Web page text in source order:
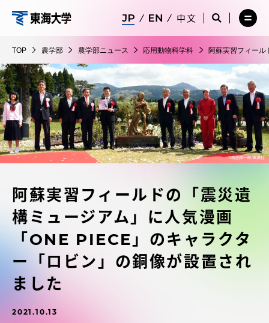
ツ
に
ス
キ
ッ
プ
学
部
中文
サ
検
索
開
く
サ
イ
索
を
閉
じ
る
メ
ー
を
く
TOP 農学部 農学部ニュース 応用動物科学科 阿蘇実習フィー
阿蘇実習フィールドの「震災遺
構ミュージアム」に人気漫画
「ONE PIECE」のキャラクタ
ー「ロビン」の銅像が設置され
ました
2021.10.13
メ
ニ
を
閉
じ
る
在学生・保護者向けポータル（TIPS）
受験・入学案内
教員・研究者ガイド
大学の概要
教育・研究
受験・入学案内
学生生活